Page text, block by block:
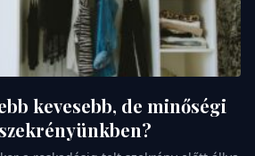
kevesebb, de minőségi